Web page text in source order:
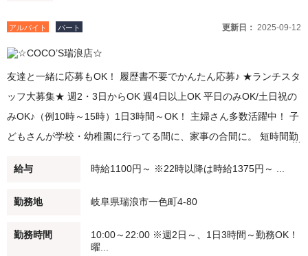
アルバイト パート 更新日： 2025-09-12
友達と一緒に応募もOK！ 履歴書不要でかんたん応募♪ ★ランチスタ
ッフ大募集★ 週2・3日からOK 週4日以上OK 平日のみOK/土日祝の
みOK♪（例10時～15時）1日3時間～OK！ 主婦さん多数活躍中！ 子
どもさんが学校・幼稚園に行ってる間に、家事の合間に。 短時間勤
夕方（例：18時～21時）/深夜バイト（例：21時～閉店）勤務でき
る方歓迎！ 22時以降は時給25％UP♪ Wワーク・シニアの方も積極
で食べることができます。 ●従業員割引特典 「従業員割引券」を進
給与 時給1100円～ ※22時以降は時給1375円～ ...
勤務地 岐阜県瑞浪市一色町4-80
勤務時間
10:00～22:00 ※週2日～、1日3時間～勤務OK！
曜...